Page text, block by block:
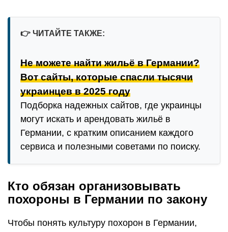
👉 ЧИТАЙТЕ ТАКЖЕ:
Не можете найти жильё в Германии?
Вот сайты, которые спасли тысячи
украинцев в 2025 году
Подборка надежных сайтов, где украинцы
могут искать и арендовать жильё в
Германии, с кратким описанием каждого
сервиса и полезными советами по поиску.
Кто обязан организовывать
похороны в Германии по закону
Чтобы понять культуру похорон в Германии,